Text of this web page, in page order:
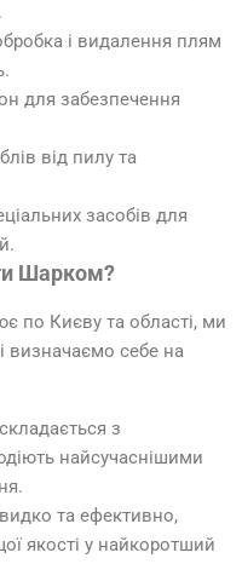
і видалення плям
для забезпечення
від пилу та
засобів для
Шарком?
по Києву та області, ми
визначаємо себе на
з
найсучаснішими
та ефективно,
якості у найкоротший